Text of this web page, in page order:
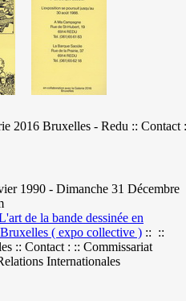
2016 Bruxelles - Redu :: Contact :
1990 - Dimanche 31 Décembre
de la bande dessinée en
( expo collective ) :: ::
:: Contact : :: Commissariat
Internationales